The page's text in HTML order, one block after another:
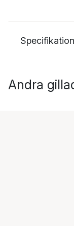
Specifikation
Andra